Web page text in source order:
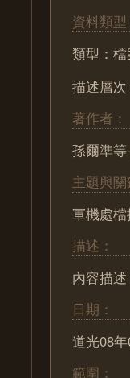
資料類型
類型：檔
描述層
著作者：
孫爾準
主題與關
軍機處
描述：
內容描
日期：
道光08
範圍：